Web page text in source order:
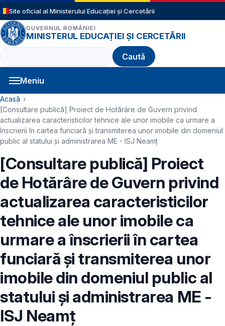
Sari la conținutul principal
Site oficial al Ministerului Educației și Cercetării
GUVERNUL ROMÂNIEI
MINISTERUL EDUCAȚIEI ȘI CERCETĂRII
Caută
Meniu
Navigație principală
Cale de navigare
Acasă
[Consultare publică] Proiect de Hotărâre de Guvern privind
actualizarea caracteristicilor tehnice ale unor imobile ca urmare a
înscrierii în cartea funciară și transmiterea unor imobile din domeniul
public al statului și administrarea ME - ISJ Neamț
[Consultare publică] Proiect
de Hotărâre de Guvern privind
actualizarea caracteristicilor
tehnice ale unor imobile ca
urmare a înscrierii în cartea
funciară și transmiterea unor
imobile din domeniul public al
statului și administrarea ME -
ISJ Neamț